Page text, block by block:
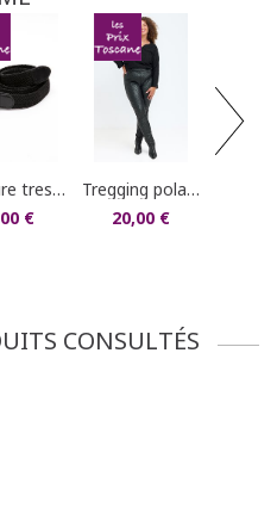
"Mes
élastique
€
tregging polaire imprimé léopard
20,00 €
CONSULTÉS